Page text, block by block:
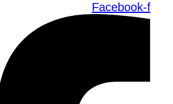
Facebook-f